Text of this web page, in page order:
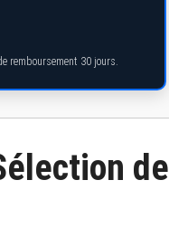
remboursement 30 jours.
de